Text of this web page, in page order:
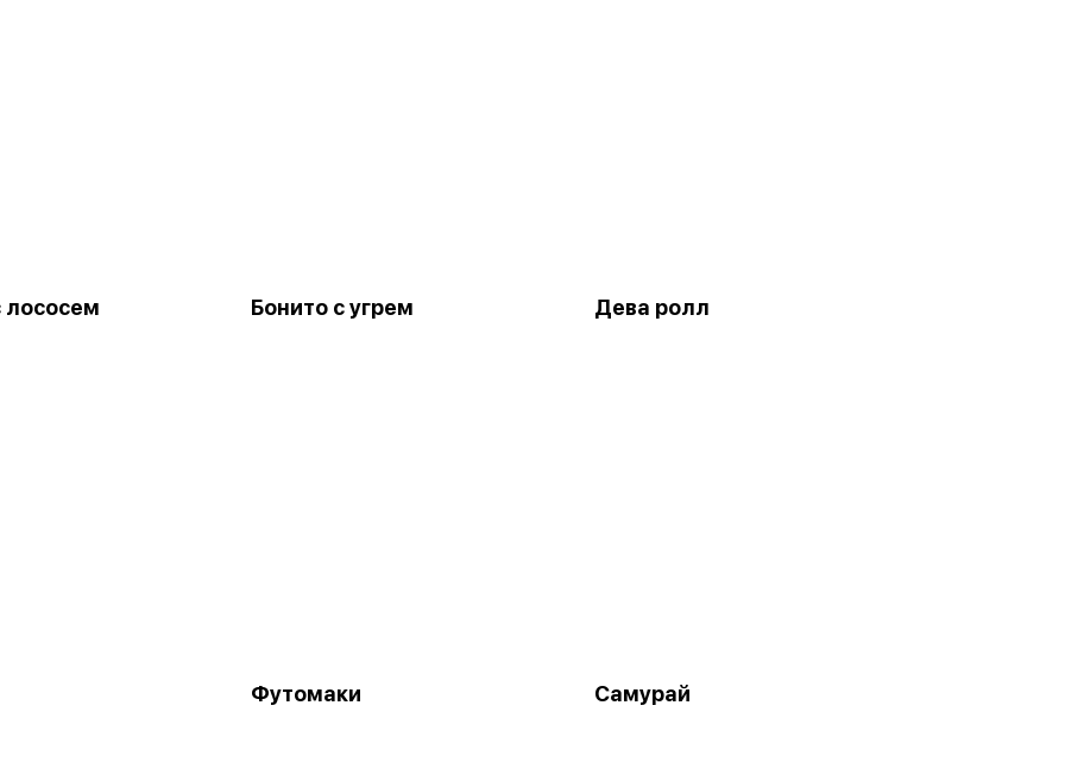
лососем Бонито с угрем Дева ролл
Футомаки Самурай